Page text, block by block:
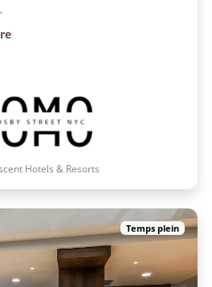
Hotels & Resorts
Temps plein